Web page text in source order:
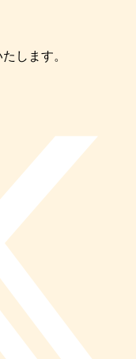
します。